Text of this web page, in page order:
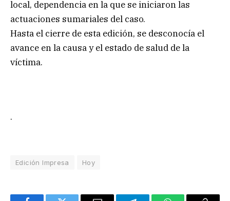
local, dependencia en la que se iniciaron las
actuaciones sumariales del caso.
Hasta el cierre de esta edición, se desconocía el
avance en la causa y el estado de salud de la
víctima.
.
Edición Impresa Hoy